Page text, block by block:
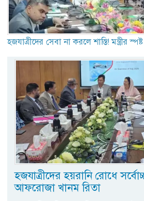
হজযাত্রীদের সেবা না করলে শাস্তি! মন্ত্রীর স্পষ্ট
হজযাত্রীদের হয়রানি রোধে
আফরোজা খানম রিতা